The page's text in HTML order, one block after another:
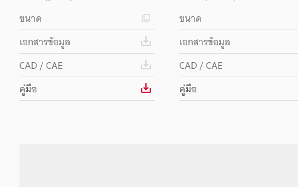
ขนาด
เอกสารข้อมูล
CAD / CAE
คู่มือ
ขนาด
เอกสารข้อมูล
CAD / CAE
คู่มือ